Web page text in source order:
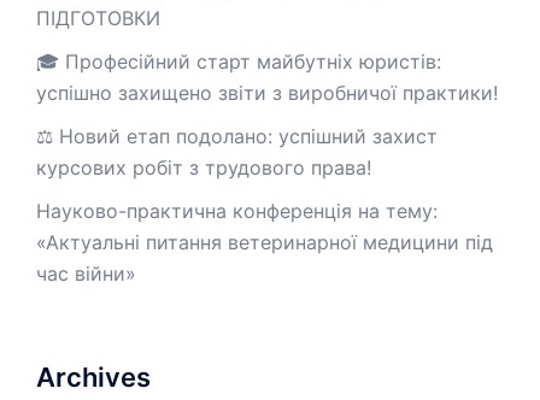
ПІДГОТОВКИ
🎓 Професійний старт майбутніх юристів:
успішно захищено звіти з виробничої практики!
⚖️ Новий етап подолано: успішний захист
курсових робіт з трудового права!
Науково-практична конференція на тему:
«Актуальні питання ветеринарної медицини під
час війни»
Archives